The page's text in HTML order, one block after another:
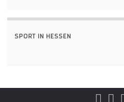
SPORT IN HESSEN